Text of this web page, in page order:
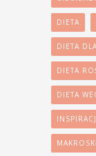
DIETA
DIETA
DIETA
DIETA